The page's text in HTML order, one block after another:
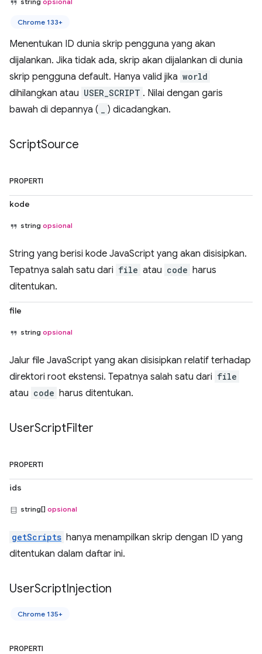
Chrome 133+
Menentukan ID dunia skrip pengguna yang akan
dijalankan. Jika tidak ada, skrip akan dijalankan di dunia
skrip pengguna default. Hanya valid jika world
dihilangkan atau USER_SCRIPT . Nilai dengan garis
bawah di depannya (
) dicadangkan.
ScriptSource
PROPERTI
kode
string opsional
String yang berisi kode JavaScript yang akan disisipkan.
Tepatnya salah satu dari file atau code harus
ditentukan.
file
string opsional
Jalur file JavaScript yang akan disisipkan relatif terhadap
direktori root ekstensi. Tepatnya salah satu dari file
atau code harus ditentukan.
UserScriptFilter
PROPERTI
ids
string[] opsional
getScripts hanya menampilkan skrip dengan ID yang
ditentukan dalam daftar ini.
UserScriptInjection
Chrome 135+
PROPERTI